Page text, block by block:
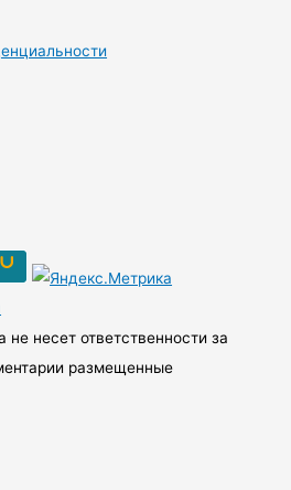
несет ответственности за
размещенные